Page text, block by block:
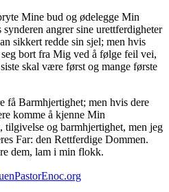
Mine bud og ødelegge Min
angrer sine urettferdigheter
sikkert redde sin sjel; men hvis
bort fra Mig ved å følge feil vei,
skal være først og mange første
få Barmhjertighet; men hvis dere
komme å kjenne Min
og barmhjertighet, men jeg
Far: den Rettferdige Dommen.
dem, lam i min flokk.